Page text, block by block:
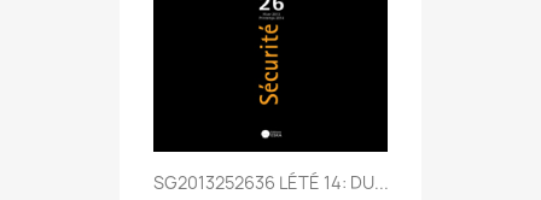
SG2013252636 LÉTÉ 14: DU...